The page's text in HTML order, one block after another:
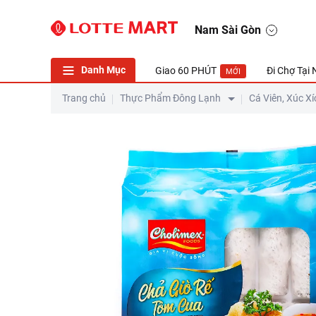
Nam Sài Gòn
Danh Mục Giao 60 PHÚT MỚI Đi Chợ Tại
Trang chủ Thực Phẩm Đông Lạnh Cá Viên, Xúc